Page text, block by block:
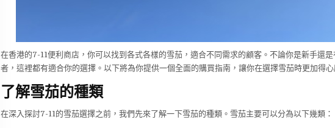
在香港的7-11便利商店，你可以找到各式各樣的雪茄，適合不同需求的顧客。不論你是新手還
者，這裡都有適合你的選擇。以下將為你提供一個全面的購買指南，讓你在選擇雪茄時更加得
了解雪茄的種類
在深入探討7-11的雪茄選擇之前，我們先來了解一下雪茄的種類。雪茄主要可以分為以下幾類：